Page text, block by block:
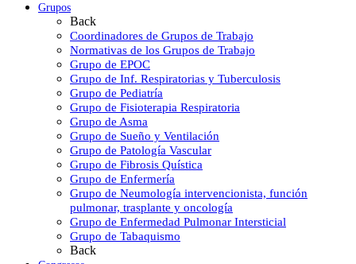
Grupos
Back
Coordinadores de Grupos de Trabajo
Normativas de los Grupos de Trabajo
Grupo de EPOC
Grupo de Inf. Respiratorias y Tuberculosis
Grupo de Pediatría
Grupo de Fisioterapia Respiratoria
Grupo de Asma
Grupo de Sueño y Ventilación
Grupo de Patología Vascular
Grupo de Fibrosis Quística
Grupo de Enfermería
Grupo de Neumología intervencionista, función
pulmonar, trasplante y oncología
Grupo de Enfermedad Pulmonar Intersticial
Grupo de Tabaquismo
Back